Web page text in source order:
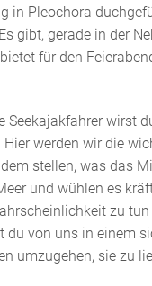
in Pleochora
gibt, gerade in der
für den
wirst
werden wir die
stellen, was das
und wühlen es
zu
du von uns in einem
umzugehen, sie zu